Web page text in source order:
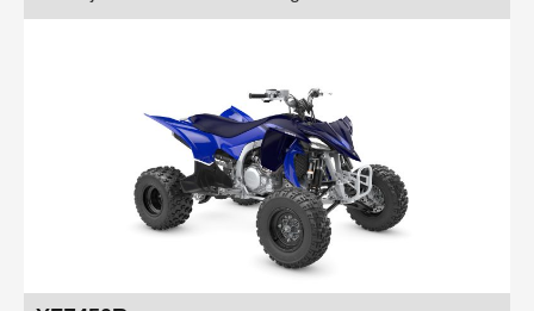
tarbe-ATV-d. Elektroonilise roolivõimendi ja teiste